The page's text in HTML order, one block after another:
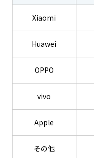
Xiaomi
Huawei
OPPO
vivo
Apple
その他